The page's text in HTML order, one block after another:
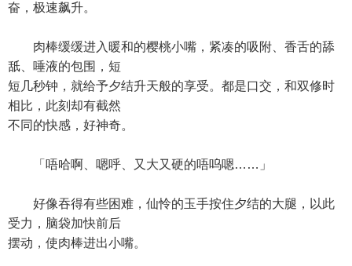
奋，极速飙升。
肉棒缓缓进入暖和的樱桃小嘴，紧凑的吸附、香舌的舔
舐、唾液的包围，短
短几秒钟，就给予夕结升天般的享受。都是口交，和双修时
相比，此刻却有截然
不同的快感，好神奇。
「唔哈啊、嗯呼、又大又硬的唔呜嗯……」
好像吞得有些困难，仙怜的玉手按住夕结的大腿，以此
受力，脑袋加快前后
摆动，使肉棒进出小嘴。